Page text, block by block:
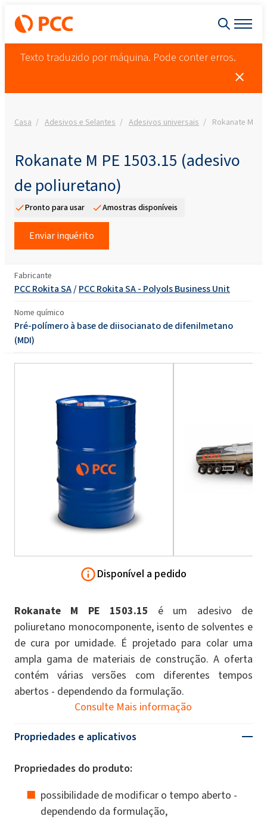
Texto traduzido por máquina. Pode conter erros.
Casa Adesivos e Selantes Adesivos universais Rokanate M
Rokanate M PE 1503.15 (adesivo
de poliuretano)
Pronto para usar Amostras disponíveis
Enviar inquérito
Fabricante
PCC Rokita SA/PCC Rokita SA - Polyols Business Unit
Nome químico
Pré-polímero à base de diisocianato de difenilmetano
(MDI)
Disponível a pedido
Rokanate M PE 1503.15 é um adesivo de
poliuretano monocomponente, isento de solventes e
de cura por umidade. É projetado para colar uma
ampla gama de materiais de construção. A oferta
contém várias versões com diferentes tempos
abertos - dependendo da formulação.
Consulte Mais informação
Propriedades e aplicativos
Propriedades do produto:
possibilidade de modificar o tempo aberto -
dependendo da formulação,